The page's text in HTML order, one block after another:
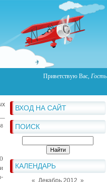
Приветствую Вас, Гость
ВХОД НА САЙТ
ПОИСК
КАЛЕНДАРЬ
« Декабрь 2012 »